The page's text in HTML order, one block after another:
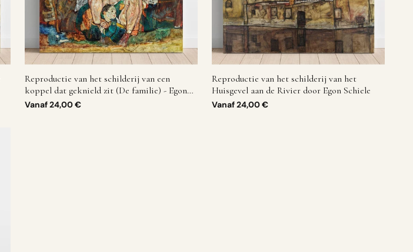
Reproductie van het schilderij van een
koppel dat geknield zit (De familie) - Egon
Schiele
Vanaf24,00 €
Reproductie van het schilderij van het
Huisgevel aan de Rivier door Egon Schiele
Vanaf24,00 €